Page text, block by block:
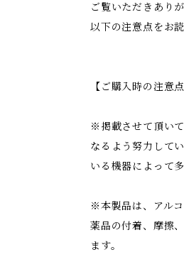
ご覧いただきあり
以下の注意点をお
【ご購入時の注意点
※掲載させて頂い
なるよう努力して
いる機器によって
※本製品は、アル
薬品の付着、摩擦
ます。